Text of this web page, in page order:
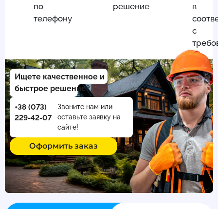
по
телефону
решение
в
с
Ищете качественное и
быстрое решение?
+38 (073)
229-42-07
Звоните нам или
оставьте заявку на
сайте!
Оформить заказ